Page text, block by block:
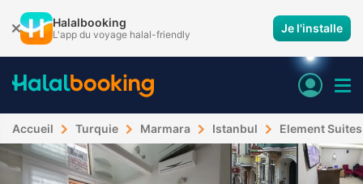
Halalbooking
L'app du voyage halal-friendly Je l'installe
Accueil Turquie Marmara Istanbul Element Suites